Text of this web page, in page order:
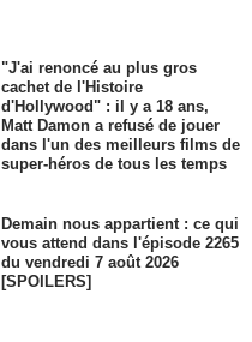
"J'ai renoncé au plus gros
cachet de l'Histoire
d'Hollywood" : il y a 18 ans,
Matt Damon a refusé de jouer
dans l'un des meilleurs films de
super-héros de tous les temps
Demain nous appartient : ce qui
vous attend dans l'épisode 2265
du vendredi 7 août 2026
[SPOILERS]